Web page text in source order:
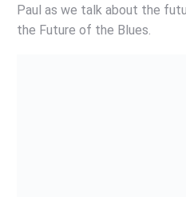
Paul as we talk about the
the Future of the Blues.